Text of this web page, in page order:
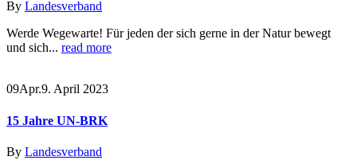
By Landesverband
Werde Wegewarte! Für jeden der sich gerne in der Natur bewegt
und sich... read more
09Apr.9. April 2023
15 Jahre UN-BRK
By Landesverband